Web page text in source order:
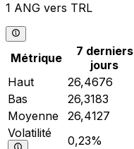
1 ANG vers TRL
Métrique
7 derniers
jours
Haut
26,4676
Bas
26,3183
Moyenne
26,4127
Volatilité
0,23%